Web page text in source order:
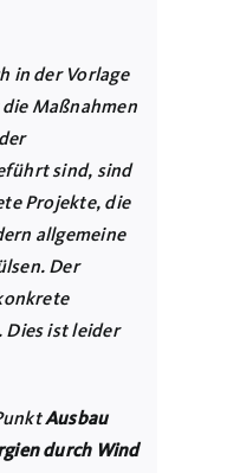
in der Vorlage
Maßnahmen
sind, sind
Projekte, die
allgemeine
Der
Dies ist leider
Ausbau
durch Wind